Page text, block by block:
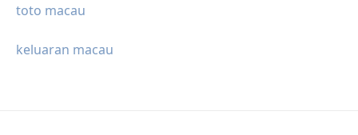
toto macau
keluaran macau